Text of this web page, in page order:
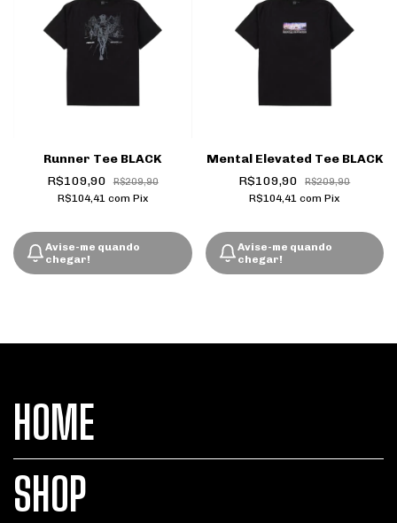
Runner Tee BLACK
R$109,90
R$209,90
R$104,41 com Pix
Avise-me quando
chegar!
Mental Elevated Tee BLACK
R$109,90
R$209,90
R$104,41com Pix
Avise-me quando
chegar!
HOME
SHOP